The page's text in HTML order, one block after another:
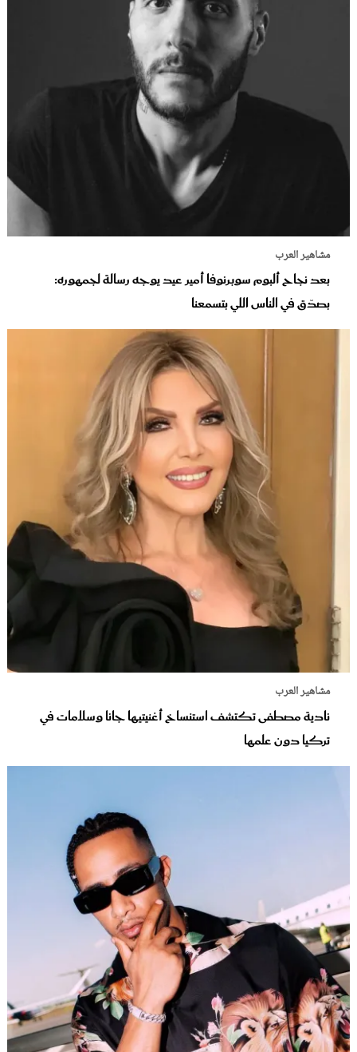
مشاهير العرب
بعد نجاح ألبوم سوبرنوفا أمير عيد يوجه رسالة لجمهوره:
بصدّق في الناس اللي بتسمعنا
مشاهير العرب
نادية مصطفى تكتشف استنساخ أغنيتيها جانا وسلامات في
تركيا دون علمها